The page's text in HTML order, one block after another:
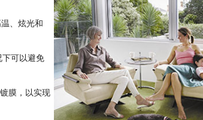
、炫光和
可以避免
膜，以实现